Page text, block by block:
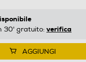
30' gratuito: verifica
AGGIUNGI